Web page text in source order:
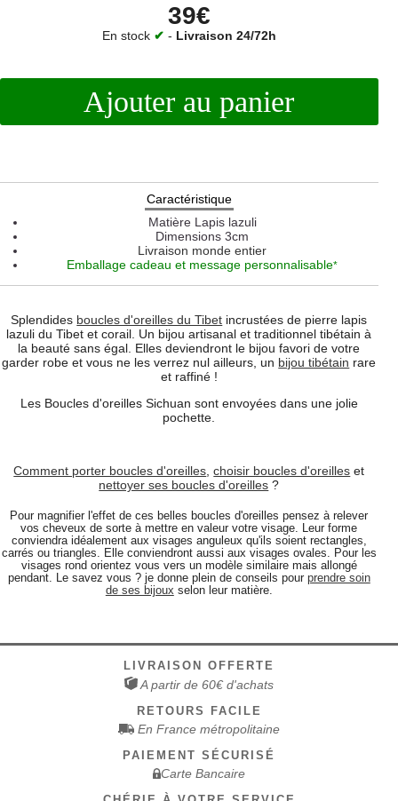
39€
En stock ✔ - Livraison 24/72h
Splendides boucles d'oreilles du Tibet incrustées de pierre lapis
lazuli du Tibet et corail. Un bijou artisanal et traditionnel tibétain à
la beauté sans égal. Elles deviendront le bijou favori de votre
garder robe et vous ne les verrez nul ailleurs, un bijou tibétain rare
et raffiné !
Les Boucles d'oreilles Sichuan sont envoyées dans une jolie
pochette.
Ajouter au panier
Caractéristique
MatièreLapis lazuli
Dimensions 3cm
Livraison monde entier
Emballage cadeau et message personnalisable*
Comment porter boucles d'oreilles ,choisir boucles d'oreilles et
nettoyer ses boucles d'oreilles ?
Pour magnifier l'effet de ces belles boucles d'oreilles pensez à relever
vos cheveux de sorte à mettre en valeur votre visage. Leur forme
conviendra idéalement aux visages anguleux qu'ils soient rectangles,
carrés ou triangles. Elle conviendront aussi aux visages ovales. Pour les
visages rond orientez vous vers un modèle similaire mais allongé
pendant. Le savez vous ? je donne plein de conseils pour prendre soin
de ses bijoux selon leur matière.
LIVRAISON OFFERTE
A partir de 60€ d'achats
RETOURS FACILE
En France métropolitaine
PAIEMENT SÉCURISÉ
Carte Bancaire